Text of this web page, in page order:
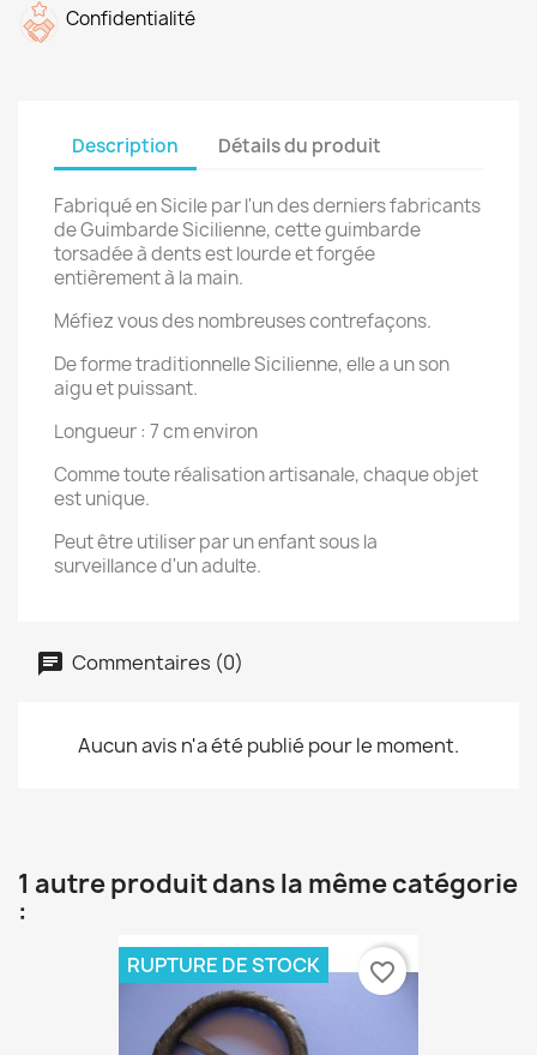
Confidentialité
Description Détails du produit
Fabriqué en Sicile par l'un des derniers fabricants
de Guimbarde Sicilienne, cette guimbarde
torsadée à dents est lourde et forgée
entièrement à la main.
Méfiez vous des nombreuses contrefaçons.
De forme traditionnelle Sicilienne, elle a un son
aigu et puissant.
Longueur : 7 cm environ
Comme toute réalisation artisanale, chaque objet
est unique.
Peut être utiliser par un enfant sous la
surveillance d'un adulte.
Commentaires (0)
Aucun avis n'a été publié pour le moment.
1 autre produit dans la même catégorie
:
RUPTURE DE STOCK favorite_border